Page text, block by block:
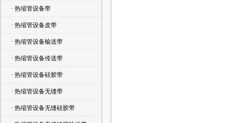
· 热缩管设备带
· 热缩管设备皮带
· 热缩管设备输送带
· 热缩管设备传送带
· 热缩管设备硅胶带
· 热缩管设备无缝带
· 热缩管设备无缝硅胶带